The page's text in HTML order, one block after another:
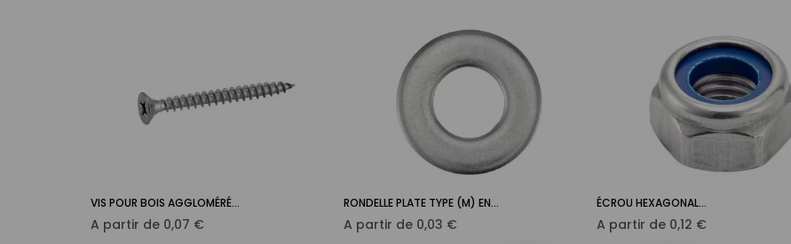
 Ajouter au panier
VIS POUR BOIS AGGLOMÉRÉ...
A partir de Prix
0,07 €
 Ajouter au panier
RONDELLE PLATE TYPE (M) EN...
A partir de Prix
0,03 €
Ajouter au panier
ÉCROU HEXAGONAL...
A partir de Prix
0,12 €